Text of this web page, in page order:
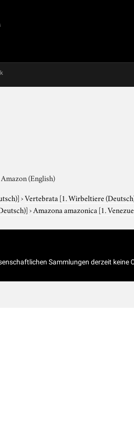
(English)
›Vertebrata [1. Wirbeltiere
›Amazona amazonica [1.
Sammlungen derzeit keine